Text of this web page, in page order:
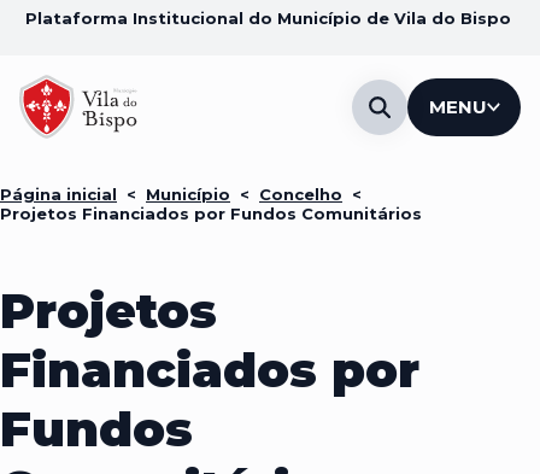
Plataforma Institucional do Município de Vila do Bispo
MENU
Página inicial < Município < Concelho <
Projetos Financiados por Fundos Comunitários
Projetos
Financiados por
Fundos